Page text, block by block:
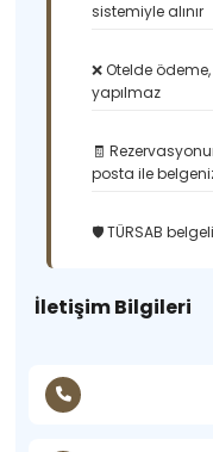
sistemiyle alınır
❌ Otelde
yapılmaz
🧾
posta ile
🛡️ TÜRSAB
İletişim Bilgileri